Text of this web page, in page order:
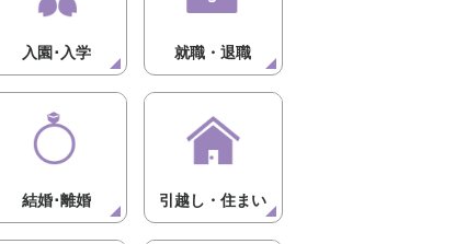
入園･入学 就職・退職
結婚･離婚 引越し・住まい